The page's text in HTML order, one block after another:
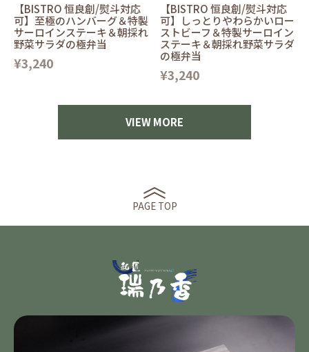
【BISTRO 恒良創/熨斗対応
可】至極のハンバーグ＆特製
サーロインステーキ＆朝採れ
野菜サラダの極弁当
¥3,240
【BISTRO 恒良創/熨斗対応
可】しっとりやわらかいロー
ストビーフ＆特製サーロイン
ステーキ＆朝採れ野菜サラダ
の極弁当
¥3,240
VIEW MORE
PAGE TOP